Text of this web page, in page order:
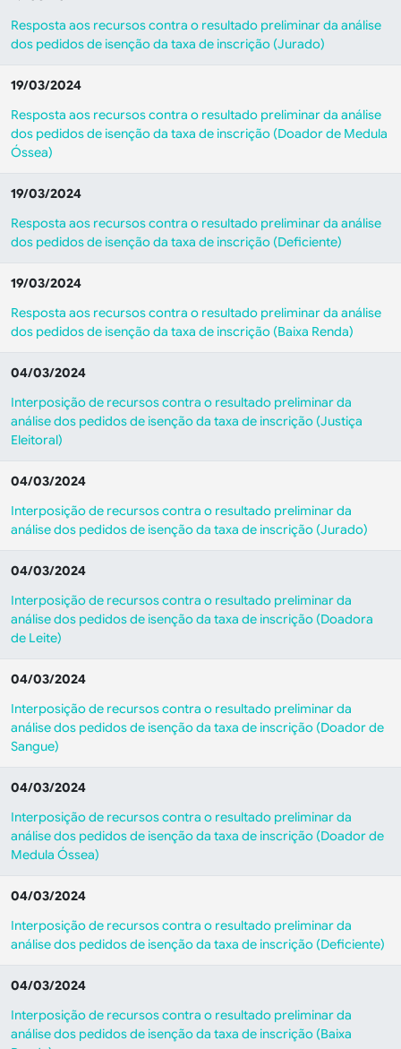
Resposta aos recursos contra o resultado preliminar da análise
dos pedidos de isenção da taxa de inscrição (Jurado)
19/03/2024
Resposta aos recursos contra o resultado preliminar da análise
dos pedidos de isenção da taxa de inscrição (Doador de Medula
Óssea)
19/03/2024
Resposta aos recursos contra o resultado preliminar da análise
dos pedidos de isenção da taxa de inscrição (Deficiente)
19/03/2024
Resposta aos recursos contra o resultado preliminar da análise
dos pedidos de isenção da taxa de inscrição (Baixa Renda)
04/03/2024
Interposição de recursos contra o resultado preliminar da
análise dos pedidos de isenção da taxa de inscrição (Justiça
Eleitoral)
04/03/2024
Interposição de recursos contra o resultado preliminar da
análise dos pedidos de isenção da taxa de inscrição (Jurado)
04/03/2024
Interposição de recursos contra o resultado preliminar da
análise dos pedidos de isenção da taxa de inscrição (Doadora
de Leite)
04/03/2024
Interposição de recursos contra o resultado preliminar da
análise dos pedidos de isenção da taxa de inscrição (Doador de
Sangue)
04/03/2024
Interposição de recursos contra o resultado preliminar da
análise dos pedidos de isenção da taxa de inscrição (Doador de
Medula Óssea)
04/03/2024
Interposição de recursos contra o resultado preliminar da
análise dos pedidos de isenção da taxa de inscrição (Deficiente)
04/03/2024
Interposição de recursos contra o resultado preliminar da
análise dos pedidos de isenção da taxa de inscrição (Baixa